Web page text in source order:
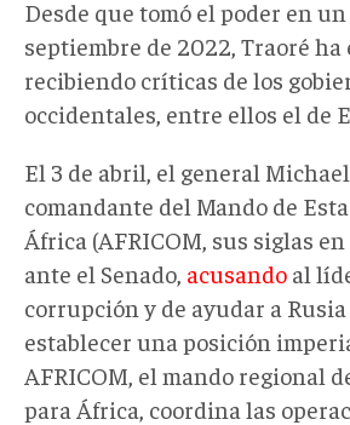
Desde que tomó el poder en
septiembre de 2022, Traoré ha
recibiendo críticas de los
occidentales, entre ellos el de
El 3 de abril, el general
comandante del Mando de
África (AFRICOM, sus siglas
ante el Senado, acusando al
corrupción y de ayudar a Rusia
establecer una posición
AFRICOM, el mando regional
para África, coordina las